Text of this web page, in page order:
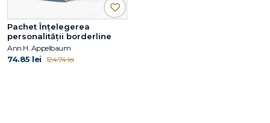
Pachet Înțelegerea
personalității borderline
Ann H. Appelbaum
74.85 lei 124.74 lei